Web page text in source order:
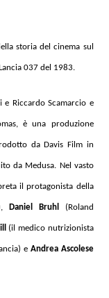
storia del cinema sul
037 del 1983.
Riccardo Scamarcio e
è una produzione
da Davis Film in
da Medusa. Nel vasto
il protagonista della
Daniel Bruhl (Roland
(il medico nutrizionista
e Andrea Ascolese